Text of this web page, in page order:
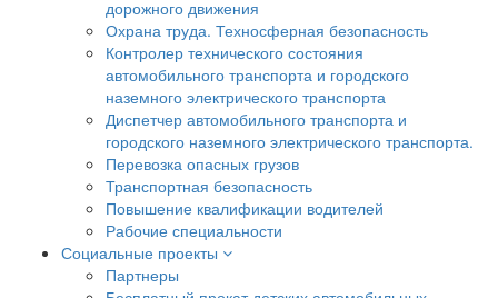
дорожного движения
Охрана труда. Техносферная безопасность
Контролер технического состояния
автомобильного транспорта и городского
наземного электрического транспорта
Диспетчер автомобильного транспорта и
городского наземного электрического транспорта.
Перевозка опасных грузов
Транспортная безопасность
Повышение квалификации водителей
Рабочие специальности
Социальные проекты
Партнеры